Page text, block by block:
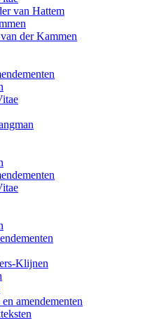
van Hattem
der Kammen
Klijnen
amendementen